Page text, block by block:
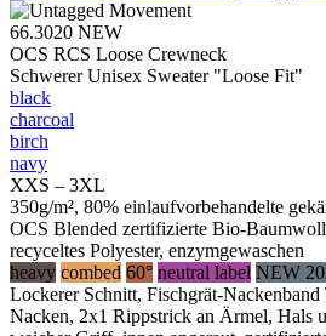
66.3020 NEW
OCS RCS Loose Crewneck
Schwerer Unisex Sweater "Loose Fit"
black
charcoal
birch
navy
XXS – 3XL
350g/m², 80% einlaufvorbehandelte
OCS Blended zertifizierte Bio-
recyceltes Polyester, enzymgewaschen
heavy combed 60° neutral label NEW
Lockerer Schnitt, Fischgrät-
Nacken, 2x1 Rippstrick an Ärmel, Hals